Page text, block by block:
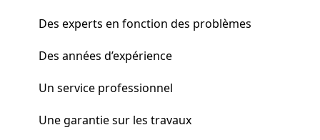
Des experts en fonction des problèmes
Des années d’expérience
Un service professionnel
Une garantie sur les travaux